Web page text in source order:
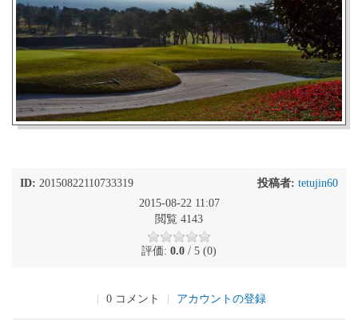
ID: 20150822110733319 投稿者: tetujin60
2015-08-22 11:07
閲覧 4143
評価: 0.0 / 5 (0)
0 コメント アカウントの登録